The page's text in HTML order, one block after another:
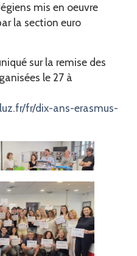
mis en oeuvre
la section euro
sur la remise des
le 27 à
fr/dix-ans-erasmus-